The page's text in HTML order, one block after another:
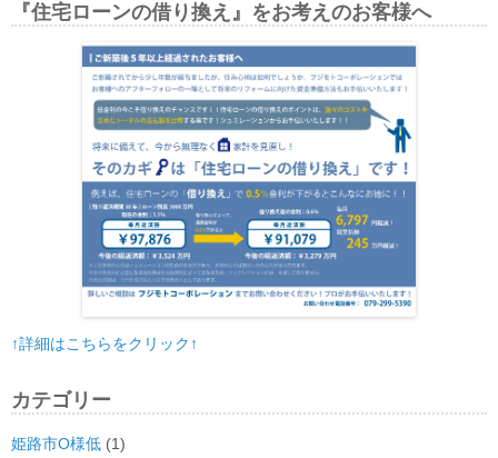
『住宅ローンの借り換え』をお考えのお客様へ
↑詳細はこちらをクリック↑
カテゴリー
姫路市O様低 (1)